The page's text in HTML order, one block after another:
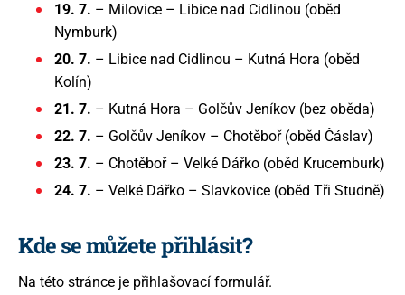
19. 7. – Milovice – Libice nad Cidlinou (oběd
Nymburk)
20. 7. – Libice nad Cidlinou – Kutná Hora (oběd
Kolín)
21. 7. – Kutná Hora – Golčův Jeníkov (bez oběda)
22. 7. – Golčův Jeníkov – Chotěboř (oběd Čáslav)
23. 7. – Chotěboř – Velké Dářko (oběd Krucemburk)
24. 7. – Velké Dářko – Slavkovice (oběd Tři Studně)
Kde se můžete přihlásit?
Na této stránce je přihlašovací formulář.